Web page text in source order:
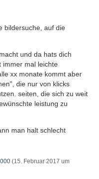
bildersuche, auf die
und da hats dich
immer mal leichte
xx monate kommt aber
die nur von klicks
seiten, die sich zu weit
leistung zu
man halt schlecht
(15. Februar 2017 um